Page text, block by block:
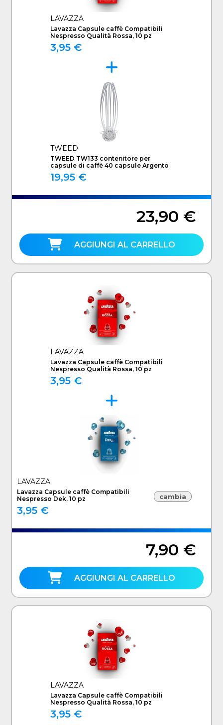
LAVAZZA
Lavazza Capsule caffè Compatibili
Nespresso Qualità Rossa, 10 pz
3,95 €
TWEED
TWEED TW133 contenitore per
capsule di caffè 40 capsule Argento
19,95 €
23,90 €
AGGIUNGI AL CARRELLO
LAVAZZA
Lavazza Capsule caffè Compatibili
Nespresso Qualità Rossa, 10 pz
3,95 €
LAVAZZA
Lavazza Capsule caffè Compatibili
Nespresso Dek, 10 pz
3,95 €
cambia
7,90 €
AGGIUNGI AL CARRELLO
LAVAZZA
Lavazza Capsule caffè Compatibili
Nespresso Qualità Rossa, 10 pz
3,95 €